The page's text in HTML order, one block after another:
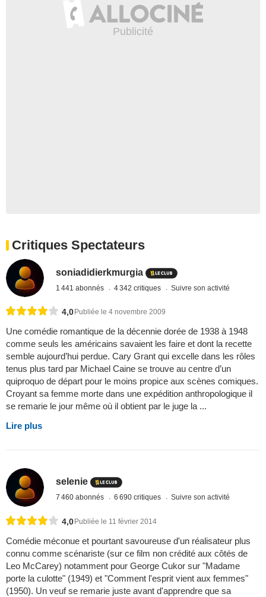
Critiques Spectateurs
soniadidierkmurgia
1 441 abonnés 4 342 critiques Suivre son activité
4,0 Publiée le 4 novembre 2009
Une comédie romantique de la décennie dorée de 1938 à 1948
comme seuls les américains savaient les faire et dont la recette
semble aujourd’hui perdue. Cary Grant qui excelle dans les rôles
tenus plus tard par Michael Caine se trouve au centre d’un
quiproquo de départ pour le moins propice aux scènes comiques.
Croyant sa femme morte dans une expédition anthropologique il
se remarie le jour même où il obtient par le juge la ...
Lire plus
selenie
7 460 abonnés 6 690 critiques Suivre son activité
4,0Publiée le 11 février 2014
Comédie méconue et pourtant savoureuse d'un réalisateur plus
connu comme scénariste (sur ce film non crédité aux côtés de
Leo McCarey) notamment pour George Cukor sur "Madame
porte la culotte" (1949) et "Comment l'esprit vient aux femmes"
(1950). Un veuf se remarie juste avant d'apprendre que sa